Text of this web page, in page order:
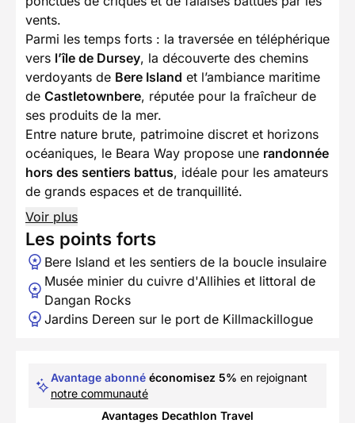
vents.
Parmi les temps forts : la traversée en téléphérique
vers l’île de Dursey, la découverte des chemins
verdoyants de Bere Island et l’ambiance maritime
de Castletownbere, réputée pour la fraîcheur de
ses produits de la mer.
Entre nature brute, patrimoine discret et horizons
océaniques, le Beara Way propose une randonnée
hors des sentiers battus, idéale pour les amateurs
de grands espaces et de tranquillité.
Voir plus
Les points forts
Bere Island et les sentiers de la boucle insulaire
Musée minier du cuivre d'Allihies et littoral de
Dangan Rocks
Jardins Dereen sur le port de Killmackillogue
Avantage abonné économisez 5% en rejoignant
notre communauté
Avantages Decathlon Travel